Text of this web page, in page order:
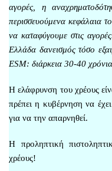
αγορές, η
περισσευούμενα κεφάλαια
να καταφύγουμε στις
Ελλάδα δανεισμός τόσο
ESM: διάρκεια 30-40
Η ελάφρυνση του χρέους
πρέπει η κυβέρνηση να
για να την απαρνηθεί.
Η προληπτική
χρέους!